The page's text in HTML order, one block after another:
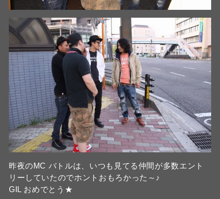
昨夜のMC バトルは、いつも見てる仲間が多数エント
リーしていたのでホントおもろかった～♪
GIL おめでとう★